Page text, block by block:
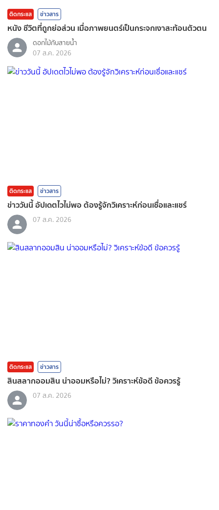
ติดกระแส ข่าวสาร
หนัง ชีวิตที่ถูกย่อส่วน เมื่อภาพยนตร์เป็นกระจกเงาสะท้อนตัวตน
ดอกไม้กับสายน้ำ
07 ส.ค. 2026
ติดกระแส ข่าวสาร
ข่าววันนี้ อัปเดตไวไม่พอ ต้องรู้จักวิเคราะห์ก่อนเชื่อและแชร์
07 ส.ค. 2026
ติดกระแส ข่าวสาร
สินสลากออมสิน น่าออมหรือไม่? วิเคราะห์ข้อดี ข้อควรรู้
07 ส.ค. 2026